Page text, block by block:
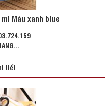
Màu xanh blue
tiết